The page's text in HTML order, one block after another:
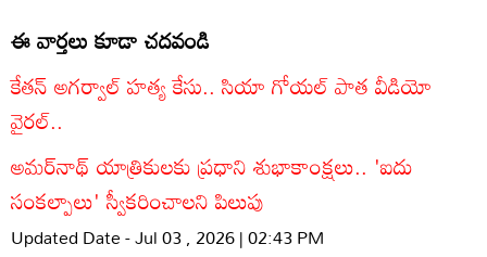
ఈ వార్తలు కూడా చదవండి
కేతన్ అగర్వాల్ హత్య కేసు.. సియా గోయల్ పాత వీడియో
వైరల్..
అమర్‌నాథ్ యాత్రికులకు ప్రధాని శుభాకాంక్షలు.. 'ఐదు
సంకల్పాలు' స్వీకరించాలని పిలుపు
Updated Date - Jul 03 , 2026 | 02:43 PM